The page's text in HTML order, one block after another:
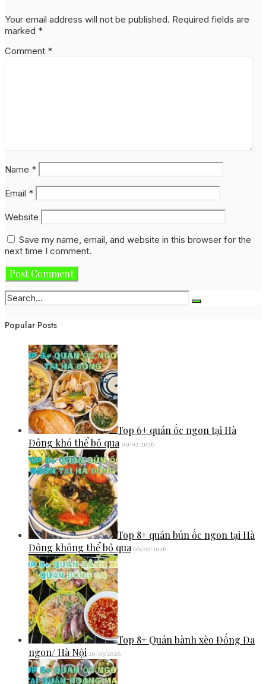
Your email address will not be published. Required fields are
marked *
Comment *
Name *
Email *
Website
Save my name, email, and website in this browser for the
next time I comment.
Popular Posts
Top 6+ quán ốc ngon tại Hà
Đông khó thể bỏ qua09/02/2026
Top 8+ quán bún ốc ngon tại Hà
Đông không thể bỏ qua06/02/2026
Top 8+ Quán bành xèo Đống Đa
ngon/ Hà Nội 20/03/2026